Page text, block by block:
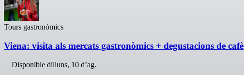
Tours gastronòmics
Viena: visita als mercats gastronòmics + degustacions de cafè
Disponible dilluns, 10 d’ag.